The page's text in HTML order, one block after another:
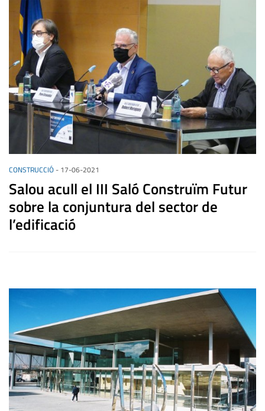
CONSTRUCCIÓ- 17-06-2021
Salou acull el III Saló Construïm Futur
sobre la conjuntura del sector de
l’edificació